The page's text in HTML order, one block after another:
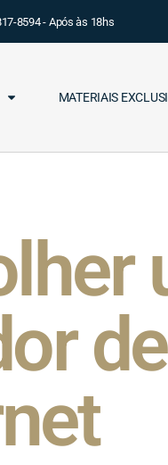
8594 - Após às 18hs
MATERIAIS